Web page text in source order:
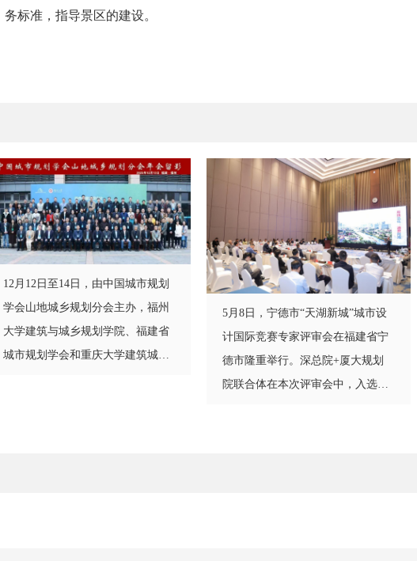
务标准，指导景区的建设。
12月12日至14日，由中国城市规划
学会山地城乡规划分会主办，福州
大学建筑与城乡规划学院、福建省
城市规划学会和重庆大学建筑城规
5月8日，宁德市“天湖新城”城市设
计国际竞赛专家评审会在福建省宁
德市隆重举行。深总院+厦大规划
院联合体在本次评审会中，入选前